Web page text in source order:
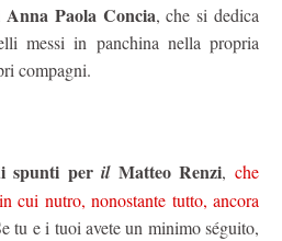
Paola Concia, che si dedica
messi in panchina nella propria
compagni.
spunti perilMatteo Renzi,che
cui nutro, nonostante tutto, ancora
tu e i tuoi avete un minimo séguito,